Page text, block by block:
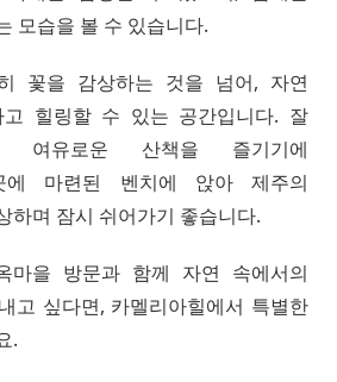
모습을 볼 수 있습니다.
꽃을 감상하는 것을 넘어, 자연
힐링할 수 있는 공간입니다. 잘
여유로운 산책을 즐기기에
에 마련된 벤치에 앉아 제주의
하며 잠시 쉬어가기 좋습니다.
마을 방문과 함께 자연 속에서의
고 싶다면, 카멜리아힐에서 특별한
.